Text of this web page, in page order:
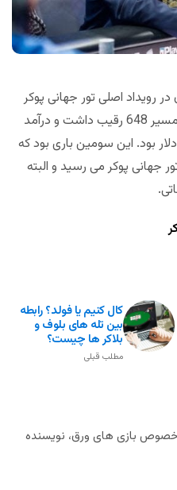
هم سکستون در رویداد اصلی تور جهانی پوکر
در مونترئال قهرمان شد. او در این مسیر 648 رقیب داشت و درآمد
کلی اش از این مسابقات 317896 دلار بود. این سومین باری بود که
جهانی پوکر می رسید و البته
کال کنیم یا فولد؟ رابطه
بین تله های بلوف و
بلاکر ها چیست؟
مطلب قبلی
خصوص بازی های ورق، نویسنده